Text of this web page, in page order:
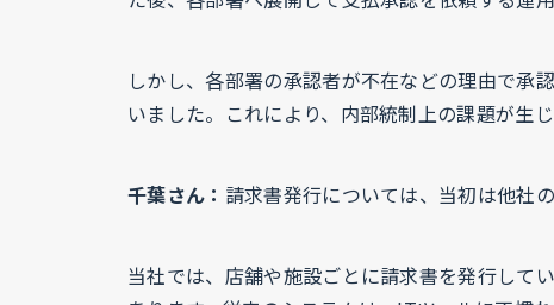
しかし、各部署の承認者が不在などの理由で承
いました。これにより、内部統制上の課題が生じ
千葉さん： 請求書発行については、当初は他社
当社では、店舗や施設ごとに請求書を発行して